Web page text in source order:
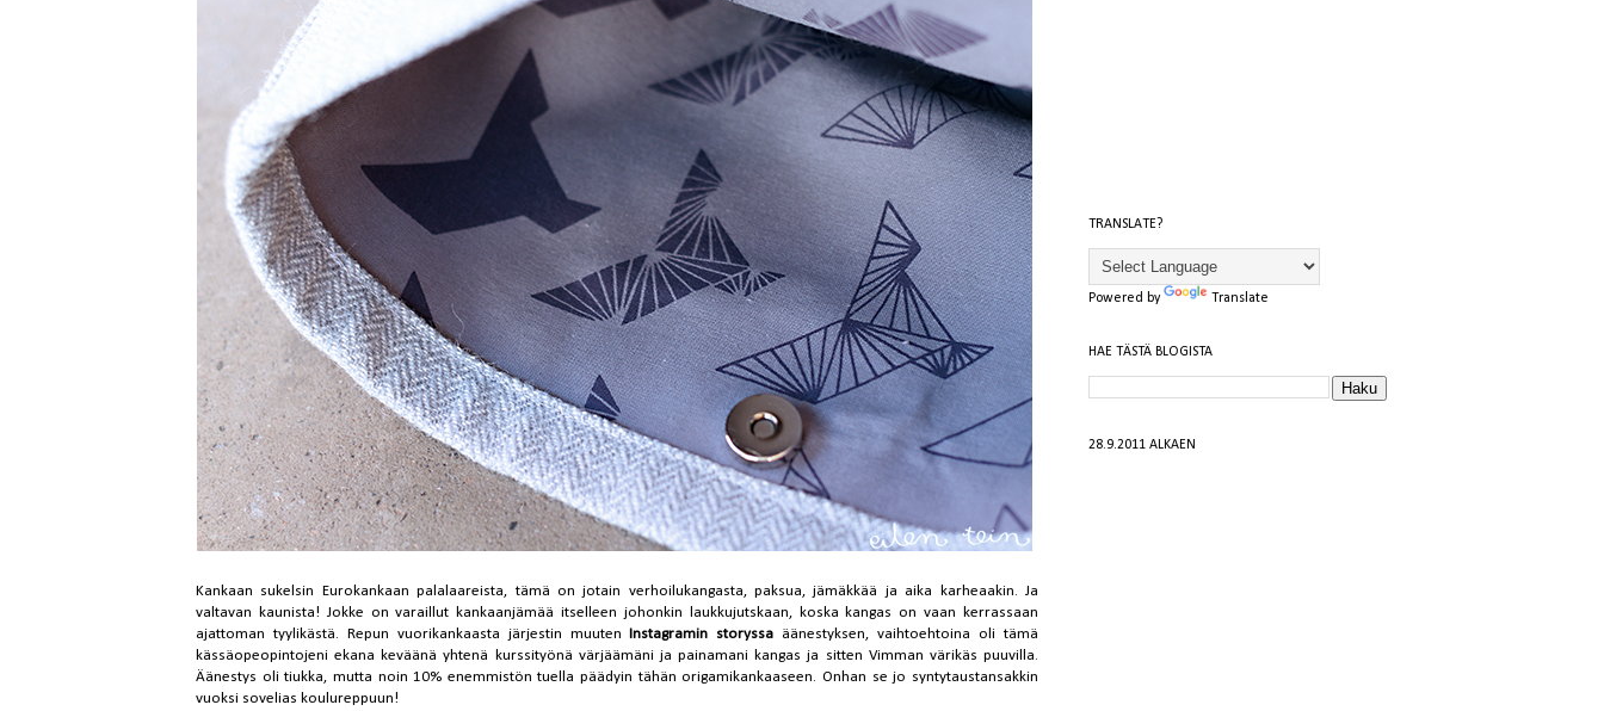
Kankaan sukelsin Eurokankaan palalaareista, tämä on jotain verhoilukangasta, paksua, jämäkkää ja aika karheaakin. Ja
valtavan kaunista! Jokke on varaillut kankaanjämää itselleen johonkin laukkujutskaan, koska kangas on vaan kerrassaan
ajattoman tyylikästä. Repun vuorikankaasta järjestin muutenInstagramin storyssa äänestyksen, vaihtoehtoina oli tämä
kässäopeopintojeni ekana keväänä yhtenä kurssityönä värjäämäni ja painamani kangas ja sitten Vimman värikäs puuvilla.
Äänestys oli tiukka, mutta noin 10% enemmistön tuella päädyin tähän origamikankaaseen. Onhan se jo syntytaustansakkin
vuoksi sovelias koulureppuun!
TRANSLATE?
Powered by Translate
HAE TÄSTÄ BLOGISTA
28.9.2011 ALKAEN